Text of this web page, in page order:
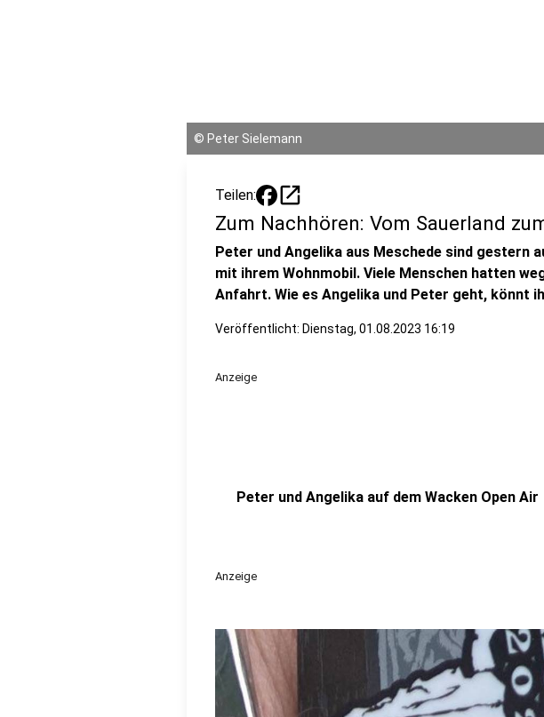
© Peter Sielemann
Teilen: open_in_new
Zum Nachhören: Vom Sauerland
Peter und Angelika aus Meschede sind gestern
mit ihrem Wohnmobil. Viele Menschen hatten
Anfahrt. Wie es Angelika und Peter geht, könnt
Veröffentlicht: Dienstag, 01.08.2023 16:19
Anzeige
Peter und Angelika auf dem Wacken Open Air
Anzeige